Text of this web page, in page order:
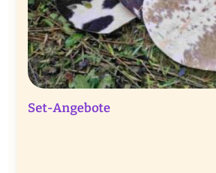
Set-Angebote